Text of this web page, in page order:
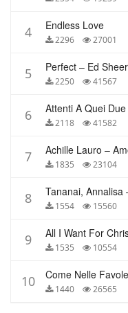
4 Endless Love
2296 27001
5 Perfect – Ed
2250 41567
6 Attenti A Quei Due
2118 41582
7 1835 23104
8 1554 15560
9 1535 10554
10 1440 26565